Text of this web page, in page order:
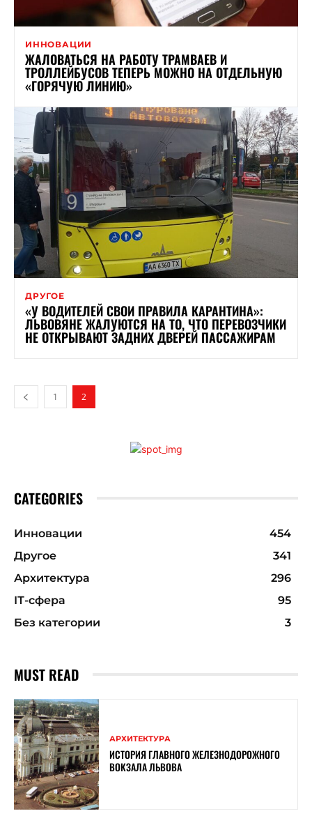
ИННОВАЦИИ
ЖАЛОВАТЬСЯ НА РАБОТУ ТРАМВАЕВ И
ТРОЛЛЕЙБУСОВ ТЕПЕРЬ МОЖНО НА ОТДЕЛЬНУЮ
«ГОРЯЧУЮ ЛИНИЮ»
ДРУГОЕ
«У ВОДИТЕЛЕЙ СВОИ ПРАВИЛА КАРАНТИНА»:
ЛЬВОВЯНЕ ЖАЛУЮТСЯ НА ТО, ЧТО ПЕРЕВОЗЧИКИ
НЕ ОТКРЫВАЮТ ЗАДНИХ ДВЕРЕЙ ПАССАЖИРАМ
1 2
CATEGORIES
Инновации
454
Другое
341
Архитектура
296
ІТ-сфера
95
Без категории
3
MUST READ
АРХИТЕКТУРА
ИСТОРИЯ ГЛАВНОГО ЖЕЛЕЗНОДОРОЖНОГО
ВОКЗАЛА ЛЬВОВА